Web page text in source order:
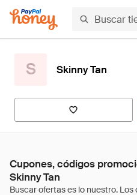
S Skinny Tan
Cupones, códigos
Skinny Tan